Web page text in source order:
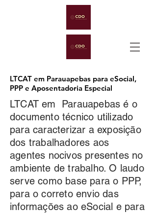
LTCAT em Parauapebas para eSocial,
PPP e Aposentadoria Especial
LTCAT em Parauapebas é o
documento técnico utilizado
para caracterizar a exposição
dos trabalhadores aos
agentes nocivos presentes no
ambiente de trabalho. O laudo
serve como base para o PPP,
para o correto envio das
informações ao eSocial e para